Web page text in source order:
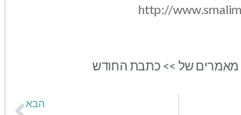
http://
מאמרים של >> כתבת החודש
הבא